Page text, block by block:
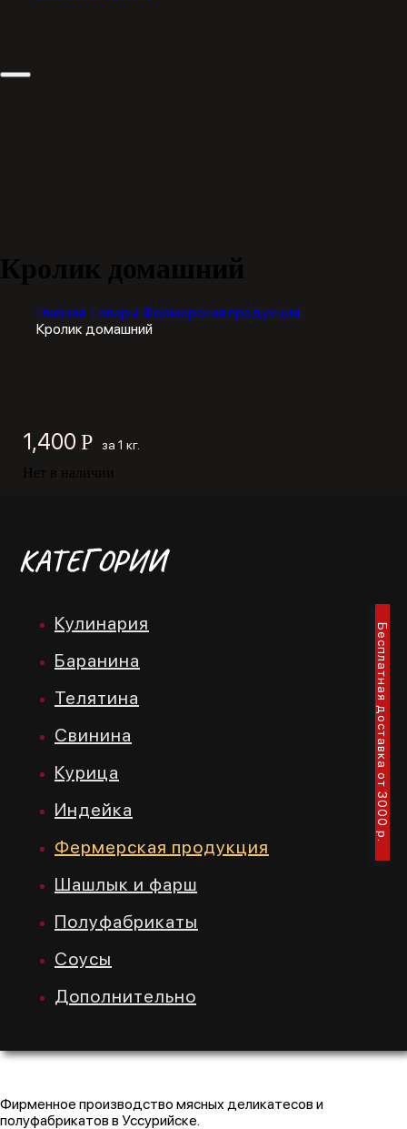
Бесплатная доставка от 3000 р.
Кролик домашний
Главная Товары Фермерская продукция
Кролик домашний
1,400 Р за 1 кг.
Нет в наличии
КАТЕГОРИИ
Кулинария
Баранина
Телятина
Свинина
Курица
Индейка
Фермерская продукция
Шашлык и фарш
Полуфабрикаты
Соусы
Дополнительно
Фирменное производство мясных деликатесов и
полуфабрикатов в Уссурийске.